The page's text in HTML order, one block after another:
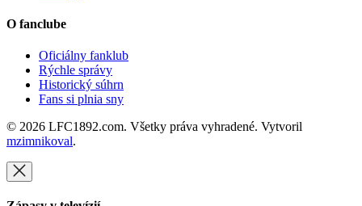
O fanclube
Oficiálny fanklub
Rýchle správy
Historický súhrn
Fans si plnia sny
© 2026 LFC1892.com. Všetky práva vyhradené. Vytvoril
mzimnikoval.